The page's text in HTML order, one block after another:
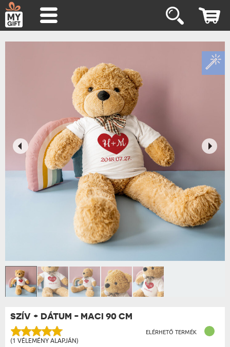
SZÍV + DÁTUM - MACI 90 CM
(1 VÉLEMÉNY ALAPJÁN)
ELÉRHETŐ TERMÉK